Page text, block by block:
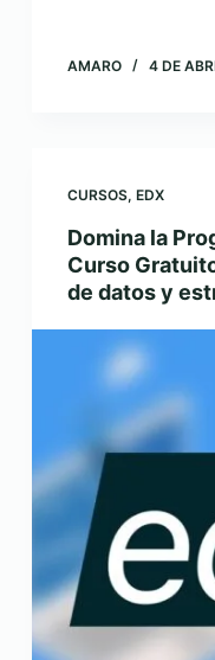
AMARO 4 DE
CURSOS, EDX
Domina la
Curso
de datos y